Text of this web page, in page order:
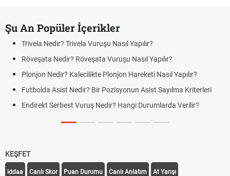
Şu An Popüler İçerikler
Trivela Nedir? Trivela Vuruşu Nasıl Yapılır?
Röveşata Nedir? Röveşata Vuruşu Nasıl Yapılır?
Plonjon Nedir? Kalecilikte Plonjon Hareketi Nasıl Yapılır?
Futbolda Asist Nedir? Bir Pozisyonun Asist Sayılma Kriterleri
Endirekt Serbest Vuruş Nedir? Hangi Durumlarda Verilir?
KEŞFET
iddaa Canlı Skor Puan Durumu Canlı Anlatım At Yarışı